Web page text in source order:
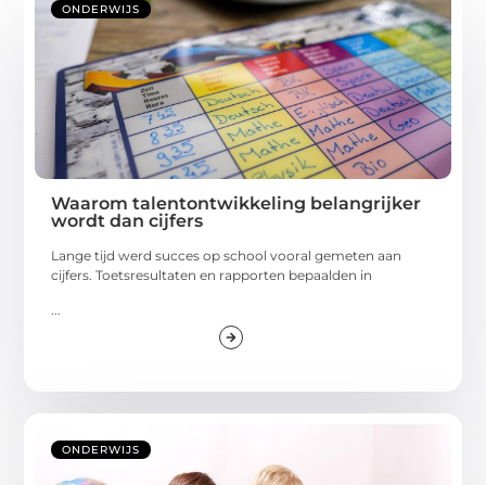
ONDERWIJS
Waarom talentontwikkeling belangrijker
wordt dan cijfers
Lange tijd werd succes op school vooral gemeten aan
cijfers. Toetsresultaten en rapporten bepaalden in
...
ONDERWIJS